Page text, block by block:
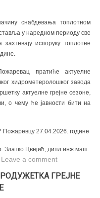
снабдевања топлотном
у наредном периоду све
испоруку топлотне
пратиће актуелне
хидрометеролошког завода
актуелне грејне сезоне,
о чему ће јавности бити на
Пожаревцу 27.04.2026. године
Златко Цвејић, дипл.инж.маш.
Leave a comment
ГРЕЈНЕ